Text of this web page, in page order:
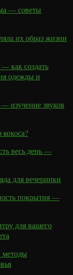
— советы
их образ жизни
как создать
одежды и
изучение звуков
весь день —
для вечеринки
покрытия —
для вашего
методы